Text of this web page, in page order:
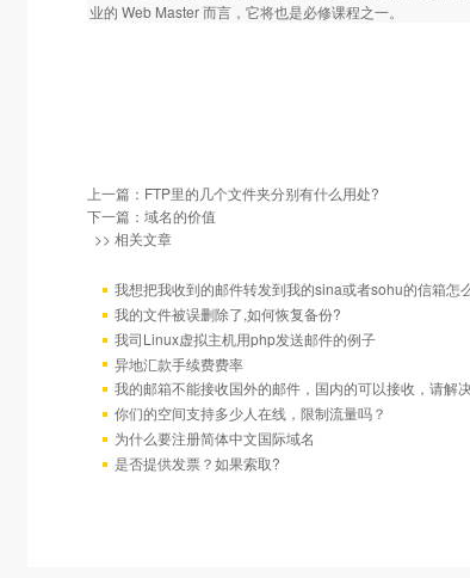
业的 Web Master 而言，它将也是必修课程之一。
上一篇： FTP里的几个文件夹分别有什么用处?
下一篇： 域名的价值
>> 相关文章
我想把我收到的邮件转发到我的sina或者sohu的信箱怎
我的文件被误删除了,如何恢复备份?
我司Linux虚拟主机用php发送邮件的例子
异地汇款手续费费率
我的邮箱不能接收国外的邮件，国内的可以接收，请解决
你们的空间支持多少人在线，限制流量吗？
为什么要注册简体中文国际域名
是否提供发票？如果索取?